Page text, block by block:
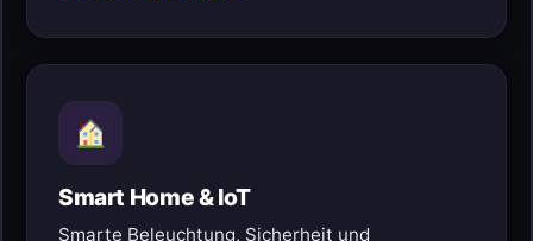
Smart Home & IoT
Smarte Beleuchtung, Sicherheit und